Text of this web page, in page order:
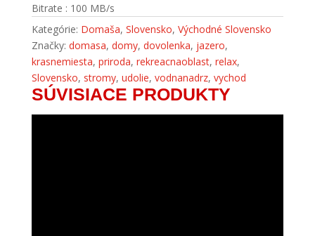
Bitrate : 100 MB/s
Kategórie: Domaša, Slovensko, Východné Slovensko
Značky: domasa, domy, dovolenka, jazero,
krasnemiesta, priroda, rekreacnaoblast, relax,
Slovensko, stromy, udolie, vodnanadrz, vychod
SÚVISIACE PRODUKTY